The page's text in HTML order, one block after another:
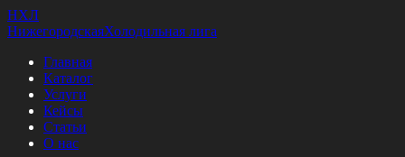
НХЛ
НижегородскаяХолодильная лига
Главная
Каталог
Услуги
Кейсы
Статьи
О нас